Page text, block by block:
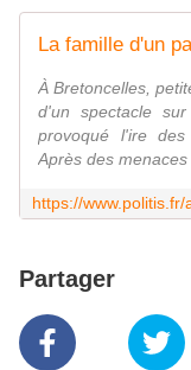
À Bretoncelles,
d'un spectacle
provoqué l'ire
Après des menaces
Partager